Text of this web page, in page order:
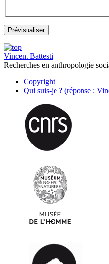
Vincent Battesti
Recherches en anthropologie
Copyright
Qui suis-je ? (réponse :